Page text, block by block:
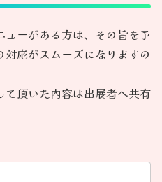
ーがある方は、その旨を予
応がスムーズになりますの
頂いた内容は出展者へ共有